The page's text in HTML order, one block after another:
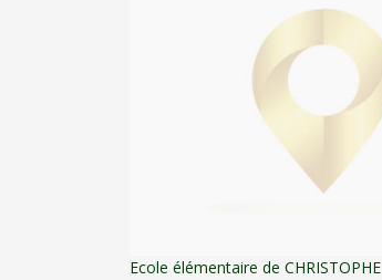
Ecole élémentaire de CHRISTOPHE